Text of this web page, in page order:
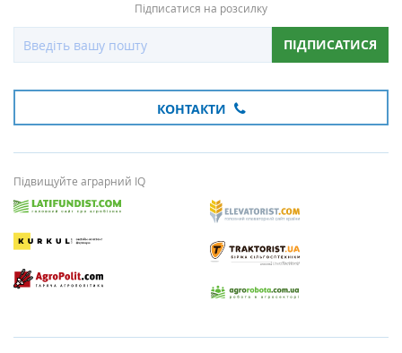
Підписатися на розсилку
ПІДПИСАТИСЯ
КОНТАКТИ
Підвищуйте аграрний IQ